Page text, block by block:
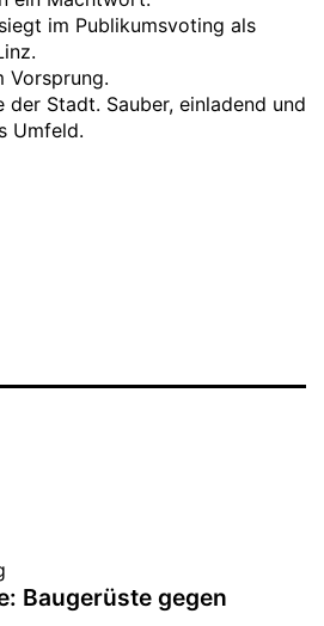
im Publikumsvoting als
Vorsprung.
der Stadt. Sauber, einladend und
Umfeld.
Baugerüste gegen